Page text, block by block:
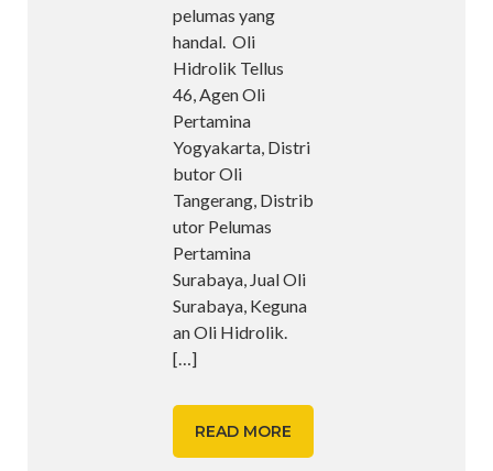
pelumas yang
handal. Oli
Hidrolik Tellus
46, Agen Oli
Pertamina
Yogyakarta, Distri
butor Oli
Tangerang, Distrib
utor Pelumas
Pertamina
Surabaya, Jual Oli
Surabaya, Keguna
an Oli Hidrolik.
[…]
READ MORE